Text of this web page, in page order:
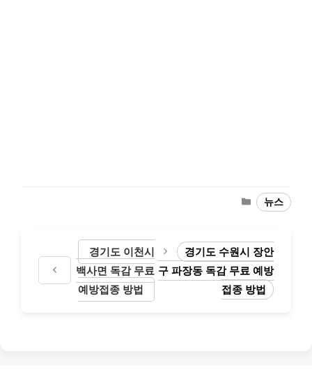
Categories
뉴스
경기도 이천시
백사면 독감 무료
예방접종 방법
경기도 수원시 장안
구 파장동 독감 무료 예방
접종 방법